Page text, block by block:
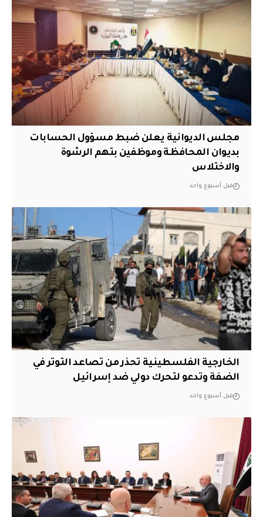
مجلس الديوانية يعلن ضبط مسؤول الحسابات
بديوان المحافظة وموظفين بتهم الرشوة
والاختلاس
قبل أسبوع واحد
الخارجية الفلسطينية تحذر من تصاعد التوتر في
الضفة وتدعو لتحرك دولي ضد إسرائيل
قبل أسبوع واحد